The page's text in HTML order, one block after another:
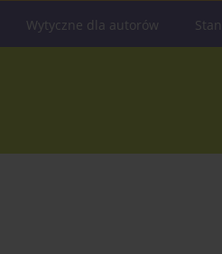
Wytyczne dla autorów